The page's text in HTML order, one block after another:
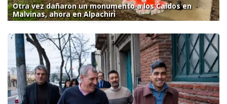
Otra vez dañaron un monumento a los Caídos en
Malvinas, ahora en Alpachiri